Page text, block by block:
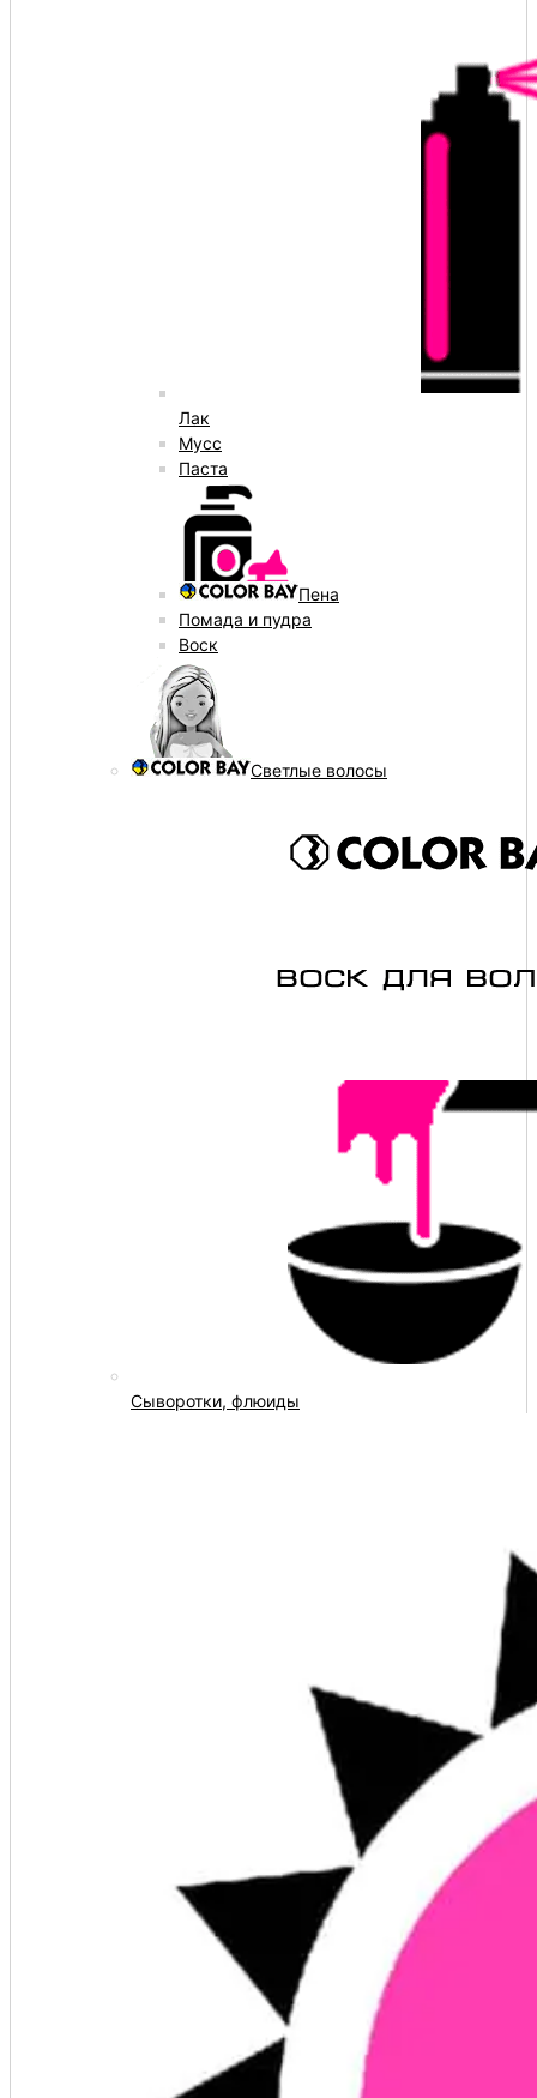
Лак
Мусс
Паста
Пена
Помада и пудра
Воск
Светлые волосы
Сыворотки, флюиды